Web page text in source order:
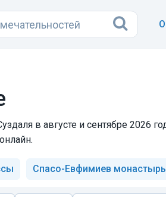
в августе и сентябре 2026
Спасо-Евфимиев монастырь